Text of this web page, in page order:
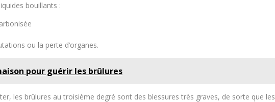
bouillants :
ou la perte d’organes.
pour guérir les brûlures
les brûlures au troisième degré sont des blessures très graves, de sorte que les